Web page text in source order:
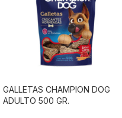
GALLETAS CHAMPION DOG
ADULTO 500 GR.